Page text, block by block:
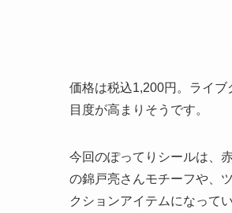
価格は税込1,200円。ライ
目度が高まりそうです。
今回のぽってりシールは、
の錦戸亮さんモチーフや、
クションアイテムになってい